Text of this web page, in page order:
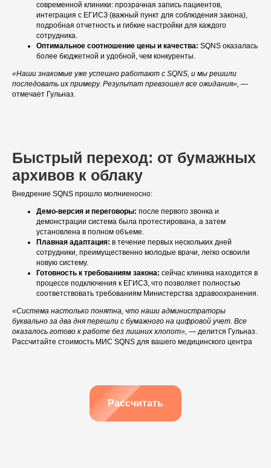
современной клиники: прозрачная запись пациентов,
интеграция с ЕГИСЗ (важный пункт для соблюдения закона),
подробная отчетность и гибкие настройки для каждого
сотрудника.
Оптимальное соотношение цены и качества: SQNS оказалась
более бюджетной и удобной, чем конкуренты.
«Наши знакомые уже успешно работают с SQNS, и мы решили
последовать их примеру. Результат превзошел все ожидания», —
отмечает Гульназ.
Быстрый переход: от бумажных
архивов к облаку
Внедрение SQNS прошло молниеносно:
Демо-версия и переговоры: после первого звонка и
демонстрации система была протестирована, а затем
установлена в полном объеме.
Плавная адаптация: в течение первых нескольких дней
сотрудники, преимущественно молодые врачи, легко освоили
новую систему.
Готовность к требованиям закона: сейчас клиника находится в
процессе подключения к ЕГИСЗ, что позволяет полностью
соответствовать требованиям Министерства здравоохранения.
«Система настолько понятна, что наши администраторы
буквально за два дня перешли с бумажного на цифровой учет. Все
оказалось готово к работе без лишних хлопот», — делится Гульназ.
Рассчитайте стоимость МИС SQNS для вашего медицинского центра
Рассчитать
+7
Я согласен справилами политики
конфиденциальности
Отправить заявку
клинике?
Оставьте заявку, и мы бесплатно подберём
инструменты, идеально подходящие под
задачи вашей клиники!